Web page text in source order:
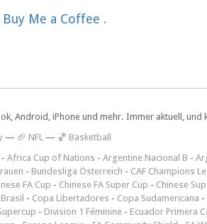
Buy Me a Coffee .
Android, iPhone und mehr. Immer aktuell, und
— 🏈 NFL — 🏀 Basketball
- Africa Cup of Nations - Argentine Nacional B -
- Bundesliga Österreich - CAF Champions
FA Cup - Chinese FA Super Cup - Chinese
- Copa Libertadores - Copa Sudamericana -
- Division 1 Féminine - Ecuador Primera